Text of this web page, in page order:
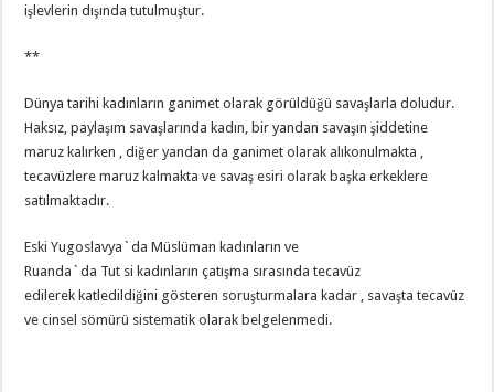
işlevlerin dışında tutulmuştur.
**
Dünya tarihi kadınların ganimet olarak görüldüğü savaşlarla doludur.
Haksız, paylaşım savaşlarında kadın, bir yandan savaşın şiddetine
maruz kalırken , diğer yandan da ganimet olarak alıkonulmakta ,
tecavüzlere maruz kalmakta ve savaş esiri olarak başka erkeklere
satılmaktadır.
Eski Yugoslavya`da Müslüman kadınların ve
Ruanda`da Tut si kadınların çatışma sırasında tecavüz
edilerek katledildiğini gösteren soruşturmalara kadar , savaşta tecavüz
ve cinsel sömürü sistematik olarak belgelenmedi.